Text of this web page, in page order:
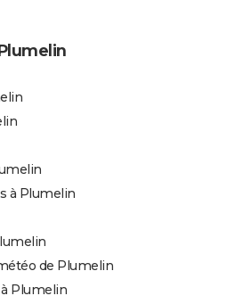
à Plumelin
de Plumelin
Plumelin